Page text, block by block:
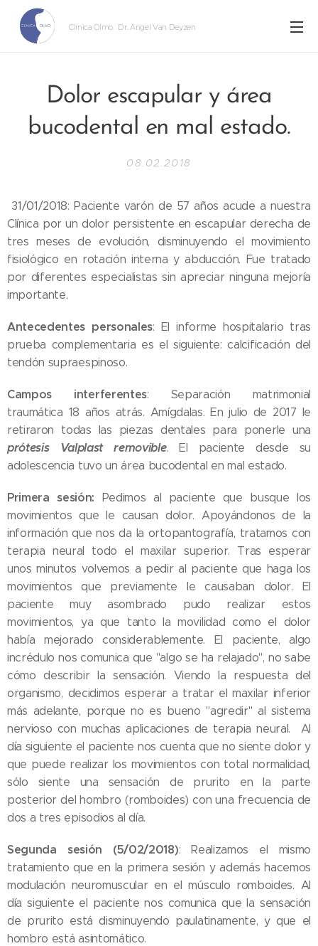
Clínica Olmo. Dr. Angel Van Deyzen
Dolor escapular y área
bucodental en mal estado.
08.02.2018
31/01/2018: Paciente varón de 57 años acude a nuestra
Clínica por un dolor persistente en escapular derecha de
tres meses de evolución, disminuyendo el movimiento
fisiológico en rotación interna y abducción. Fue tratado
por diferentes especialistas sin apreciar ninguna mejoría
importante.
Antecedentes personales: El informe hospitalario tras
prueba complementaria es el siguiente: calcificación del
tendón supraespinoso.
Campos interferentes: Separación matrimonial
traumática 18 años atrás. Amígdalas. En julio de 2017 le
retiraron todas las piezas dentales para ponerle una
prótesis Valplast removible. El paciente desde su
adolescencia tuvo un área bucodental en mal estado.
Primera sesión: Pedimos al paciente que busque los
movimientos que le causan dolor. Apoyándonos de la
información que nos da la ortopantografía, tratamos con
terapia neural todo el maxilar superior. Tras esperar
unos minutos volvemos a pedir al paciente que haga los
movimientos que previamente le causaban dolor. El
paciente muy asombrado pudo realizar estos
movimientos, ya que tanto la movilidad como el dolor
había mejorado considerablemente. El paciente, algo
incrédulo nos comunica que "algo se ha relajado", no sabe
cómo describir la sensación. Viendo la respuesta del
organismo, decidimos esperar a tratar el maxilar inferior
más adelante, porque no es bueno "agredir" al sistema
nervioso con muchas aplicaciones de terapia neural. Al
día siguiente el paciente nos cuenta que no siente dolor y
que puede realizar los movimientos con total normalidad,
sólo siente una sensación de prurito en la parte
posterior del hombro (romboides) con una frecuencia de
dos a tres episodios al día.
Segunda sesión (5/02/2018): Realizamos el mismo
tratamiento que en la primera sesión y además hacemos
modulación neuromuscular en el músculo romboides. Al
día siguiente el paciente nos comunica que la sensación
de prurito está disminuyendo paulatinamente, y que el
hombro está asintomático.